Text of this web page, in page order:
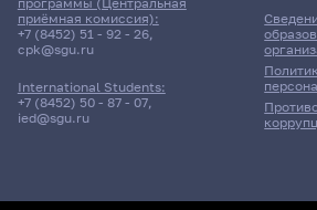
приёмная комиссия):
+7 (8452) 51 - 92 - 26,
cpk@sgu.ru
International Students:
+7 (8452) 50 - 87 - 07,
ied@sgu.ru